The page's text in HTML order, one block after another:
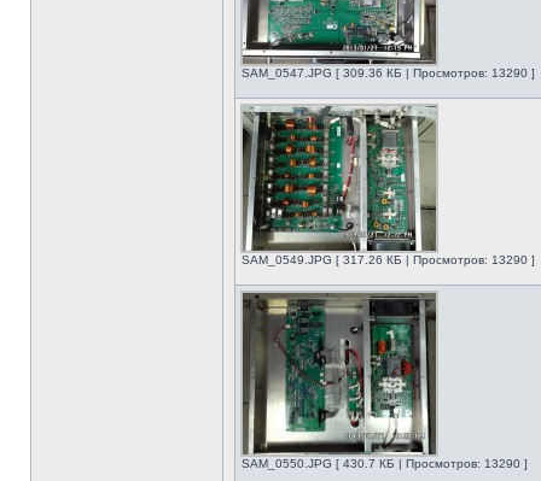
SAM_0547.JPG [ 309.36 КБ | Просмотров: 13290 ]
SAM_0549.JPG [ 317.26 КБ | Просмотров: 13290 ]
SAM_0550.JPG [ 430.7 КБ | Просмотров: 13290 ]